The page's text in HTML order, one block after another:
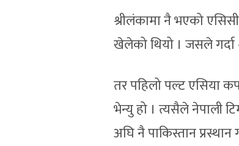
श्रीलंकामा नै भएको
खेलेको थियो । जसले गर्दा
तर पहिलो पल्ट एसिया
भेन्यु हो । त्यसैले नेपाली
अघि नै पाकिस्तान प्रस्थान